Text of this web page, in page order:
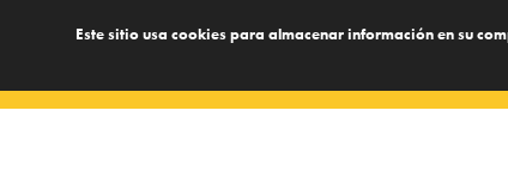
Este sitio usa cookies para almacenar información en su